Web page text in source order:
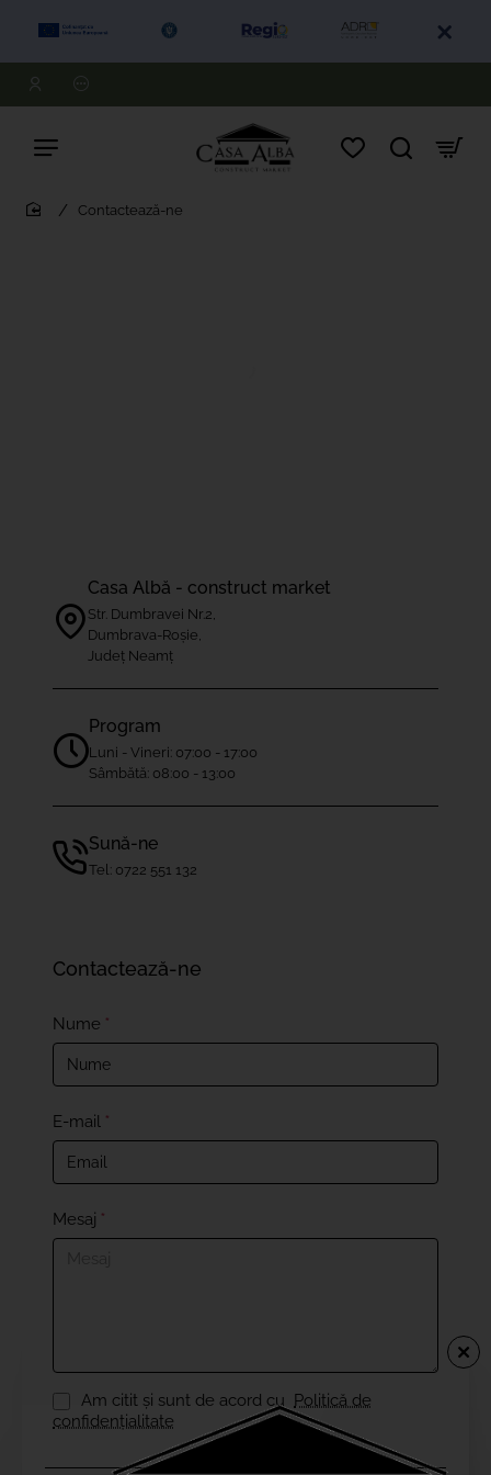
Contactează-ne
Casa Albă - construct market
Str. Dumbravei Nr.2,
Dumbrava-Roșie,
Județ Neamț
Program
Luni - Vineri: 07:00 - 17:00
Sâmbătă: 08:00 - 13:00
Sună-ne
Tel: 0722 551 132
Contactează-ne
Nume
E-mail
Mesaj
Am citit şi sunt de acord cu
Politică de
confidențialitate